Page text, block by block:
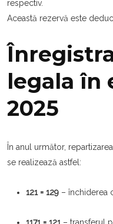
respectiv.
Această rezervă este
legala în
2025
În anul următor,
se realizează astfel:
121 = 129 – închiderea